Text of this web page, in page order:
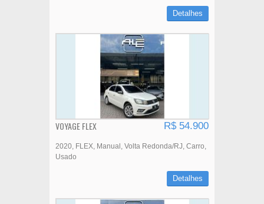
Detalhes
VOYAGE FLEX R$ 54.900
2020 FLEX Manual Volta Redonda/RJ Carro
Usado
Detalhes